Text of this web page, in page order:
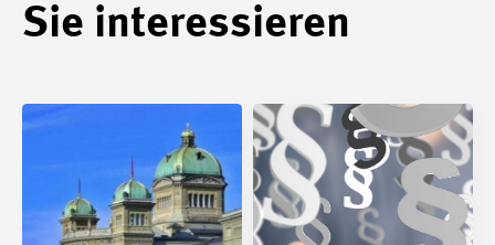
Sie interessieren